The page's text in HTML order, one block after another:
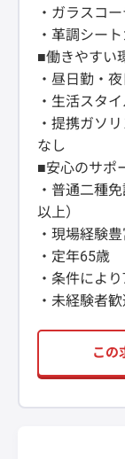
・ガラスコ
・革調シー
■働きやすい
・昼日勤・
・生活スタ
・提携ガソ
なし
■安心のサポ
・普通二種
以上）
・現場経験
・定年65歳
・条件によ
・未経験者
この